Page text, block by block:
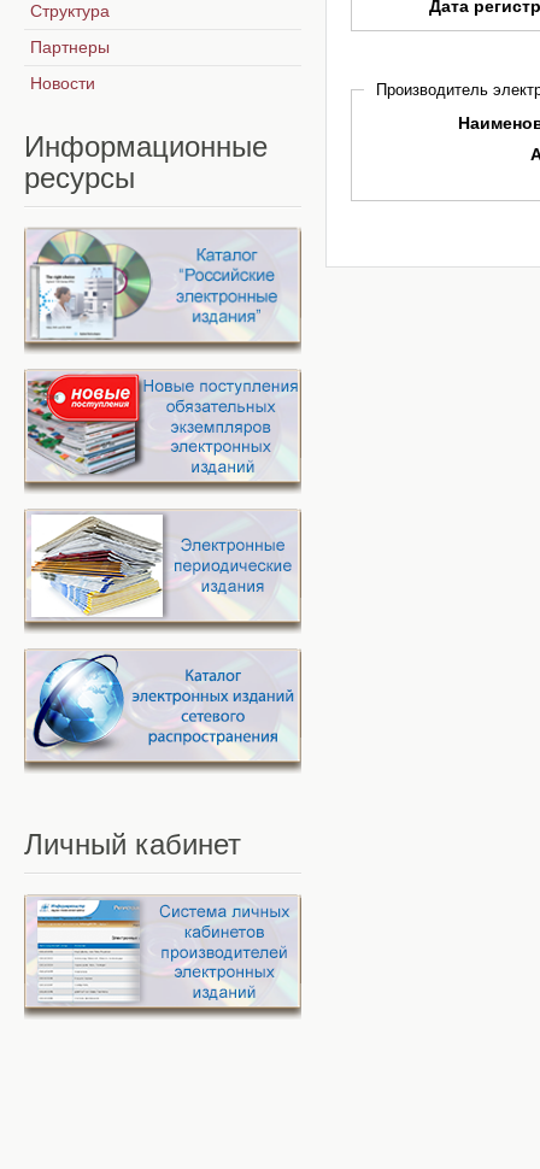
Дата
Производитель
Структура
Партнеры
Новости
Информационные
ресурсы
Личный кабинет